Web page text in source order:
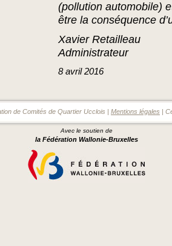
(pollution automobile)
être la conséquence
Xavier Retailleau
Administrateur
8 avril 2016
de Comités de Quartier Ucclois | Mentions légales |
Avec le soutien de
la Fédération Wallonie-Bruxelles